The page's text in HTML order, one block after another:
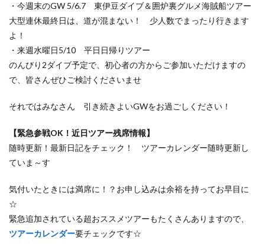
・今週末のGW 5/6.7 東伊豆ダイブ＆囲炉裏グルメ海賊船ツアー
大型連休最終日は、道が混まない！ 少人数でまったり行きます
よ！
・来週水曜日5/10 平日日帰りツアー
のんびり2ダイブ予定で、初心者の方からご参加いただけますの
で、皆さんぜひご検討くださいませ
それではみなさん 引き続きよいGWをお過ごしください！
【緊急参戦OK！近日ツアー残席情報】
随時更新！最新日記をチェック！ ツアーカレンダー随時更新し
ていま～す
気付いたときには満席に！？お申し込みは余裕を持ってお早目に
☆
緊急追加されている超おススメツアーもたくさんありますので、
ツアーカレンダー要チェックです☆